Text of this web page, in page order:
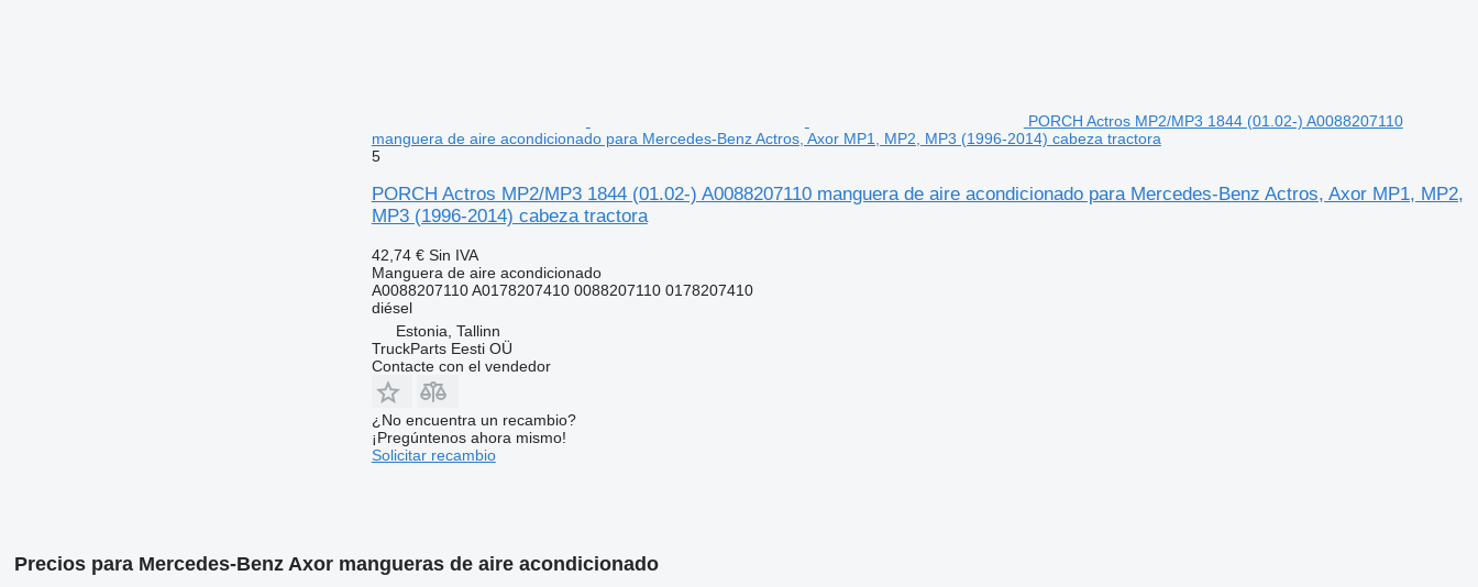
PORCH Actros MP2/MP3 1844 (01.02-) A0088207110
manguera de aire acondicionado para Mercedes-Benz Actros, Axor MP1, MP2, MP3 (1996-2014) cabeza tractora
5
PORCH Actros MP2/MP3 1844 (01.02-) A0088207110 manguera de aire acondicionado para Mercedes-Benz Actros, Axor MP1, MP2,
MP3 (1996-2014) cabeza tractora
42,74 € Sin IVA
Manguera de aire acondicionado
A0088207110 A0178207410 0088207110 0178207410
diésel
Estonia, Tallinn
TruckParts Eesti OÜ
Contacte con el vendedor
¿No encuentra un recambio?
¡Pregúntenos ahora mismo!
Solicitar recambio
Precios para Mercedes-Benz Axor mangueras de aire acondicionado